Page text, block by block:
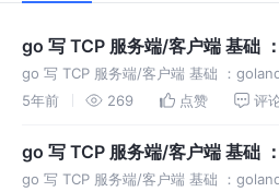
go 写 TCP 服务端/客户端 基础
加日志（2）
go 写 TCP 服务端/客户端 基础 ：
关于：go 语言 ：Socket TCP 上一篇文
5年前 269 点赞 评
go 写 TCP 服务端/客户端 基础
go 写 TCP 服务端/客户端 基础 ：